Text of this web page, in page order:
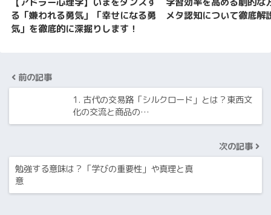
る「嫌われる勇気」「幸せになる勇
気」を徹底的に深掘りします！
メタ認知について徹底解
前の記事
1. 古代の交易路「シルクロード」とは？東西文
化の交流と商品の…
次の記事
勉強する意味は？「学びの重要性」や真理と真
意